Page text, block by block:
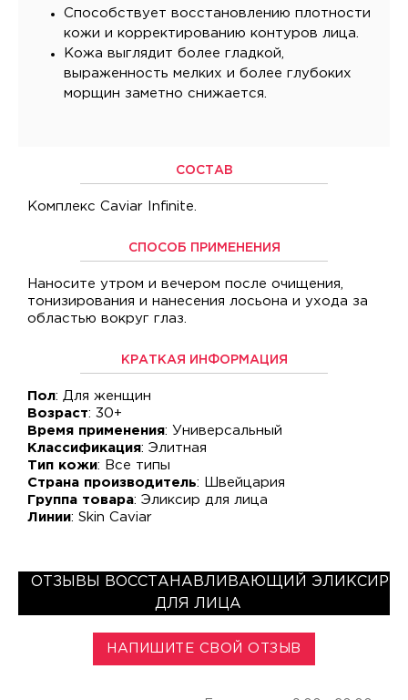
Способствует восстановлению плотности
кожи и корректированию контуров лица.
Кожа выглядит более гладкой,
выраженность мелких и более глубоких
морщин заметно снижается.
СОСТАВ
Комплекс Caviar Infinite.
СПОСОБ ПРИМЕНЕНИЯ
Наносите утром и вечером после очищения,
тонизирования и нанесения лосьона и ухода за
областью вокруг глаз.
КРАТКАЯ ИНФОРМАЦИЯ
Пол: Для женщин
Возраст: 30+
Время применения: Универсальный
Классификация: Элитная
Тип кожи: Все типы
Страна производитель: Швейцария
Группа товара: Эликсир для лица
Линии: Skin Caviar
ОТЗЫВЫ ВОССТАНАВЛИВАЮЩИЙ ЭЛИКСИР
ДЛЯ ЛИЦА
НАПИШИТЕ СВОЙ ОТЗЫВ